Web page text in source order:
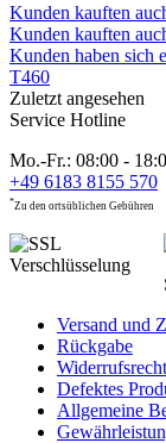
Kunden kauften
Kunden kauften
Kunden haben sich
T460
Zuletzt angesehen
Service Hotline
Mo.-Fr.: 08:00 -
+49 6183 8155 570
*Zu den ortsüblichen Gebühren
Versand und
Rückgabe
Widerrufsrecht
Defektes
Allgemeine